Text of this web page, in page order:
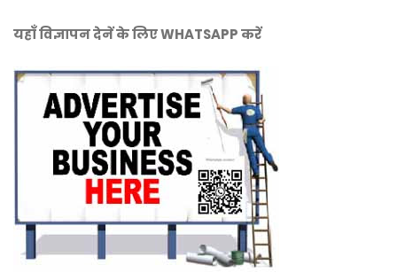
यहाँ विज्ञापन देनें के लिए WHATSAPP करें